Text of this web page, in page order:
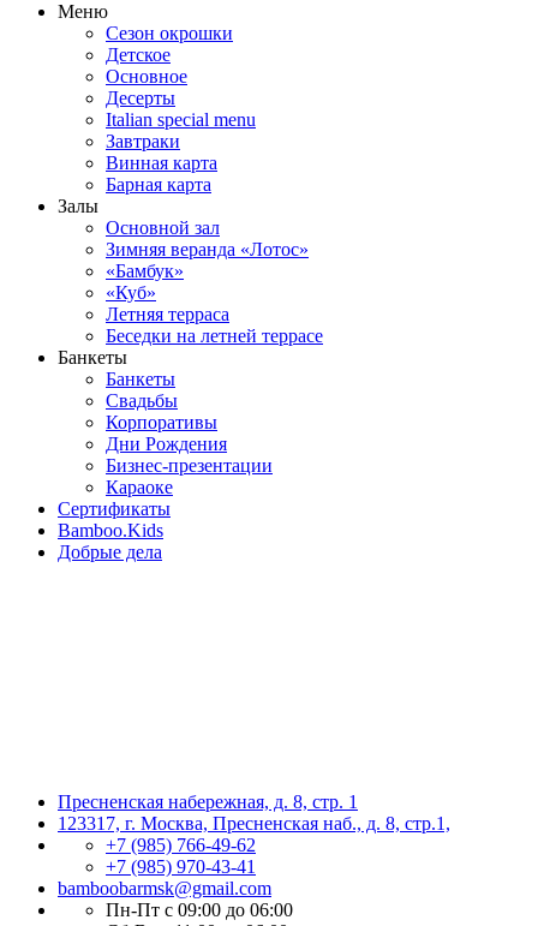
Меню
Сезон окрошки
Детское
Основное
Десерты
Italian special menu
Завтраки
Винная карта
Барная карта
Залы
Основной зал
Зимняя веранда «Лотос»
«Бамбук»
«Куб»
Летняя терраса
Беседки на летней террасе
Банкеты
Банкеты
Свадьбы
Корпоративы
Дни Рождения
Бизнес-презентации
Караоке
Сертификаты
Bamboo.Kids
Добрые дела
Пресненская набережная, д. 8, стр. 1
123317, г. Москва, Пресненская наб., д. 8, стр.1,
+7 (985) 766-49-62
+7 (985) 970-43-41
bamboobarmsk@gmail.com
Пн-Пт с 09:00 до 06:00